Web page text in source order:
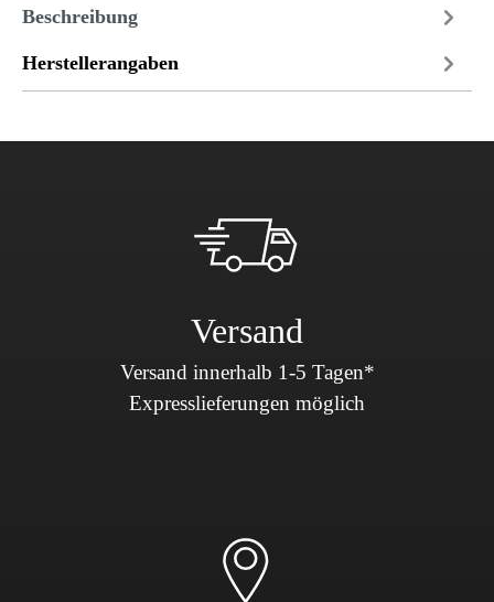
Beschreibung
Herstellerangaben
Versand
Versand innerhalb 1-5 Tagen*
Expresslieferungen möglich